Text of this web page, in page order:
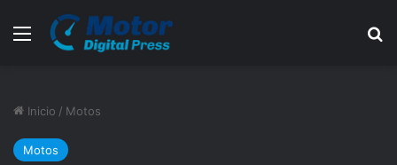
Menú
Inicio / Motos
Motos